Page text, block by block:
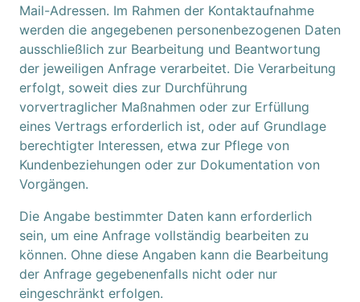
Mail-Adressen. Im Rahmen der Kontaktaufnahme
werden die angegebenen personenbezogenen Daten
ausschließlich zur Bearbeitung und Beantwortung
der jeweiligen Anfrage verarbeitet. Die Verarbeitung
erfolgt, soweit dies zur Durchführung
vorvertraglicher Maßnahmen oder zur Erfüllung
eines Vertrags erforderlich ist, oder auf Grundlage
berechtigter Interessen, etwa zur Pflege von
Kundenbeziehungen oder zur Dokumentation von
Vorgängen.
Die Angabe bestimmter Daten kann erforderlich
sein, um eine Anfrage vollständig bearbeiten zu
können. Ohne diese Angaben kann die Bearbeitung
der Anfrage gegebenenfalls nicht oder nur
eingeschränkt erfolgen.